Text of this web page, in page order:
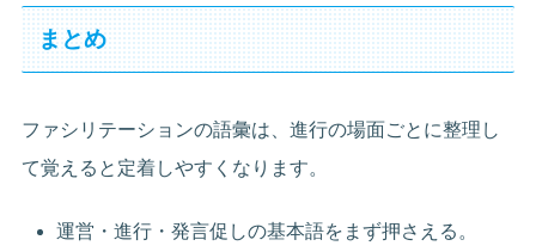
まとめ
ファシリテーションの語彙は、進行の場面ごとに整理し
て覚えると定着しやすくなります。
運営・進行・発言促しの基本語をまず押さえる。